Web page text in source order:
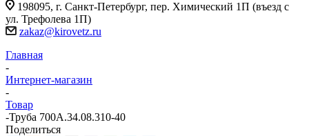
198095, г. Санкт-Петербург, пер. Химический 1П (въезд с
ул. Трефолева 1П)
zakaz@kirovetz.ru
Главная
-
Интернет-магазин
-
Товар
-Труба 700А.34.08.310-40
Поделиться